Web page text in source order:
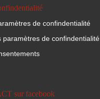
de confindentialité
paramètres de confindentialité
sur facebook